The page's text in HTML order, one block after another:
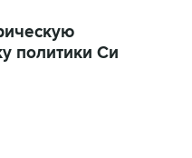
политики Си